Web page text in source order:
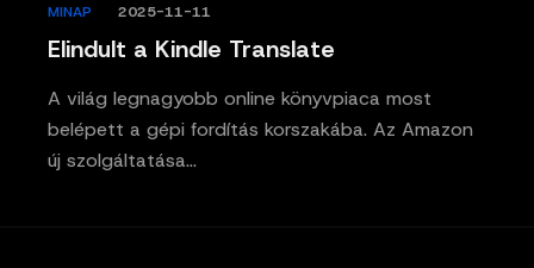
Elindult a Kindle Translate
MINAP 2025-11-11
A világ legnagyobb online könyvpiaca most
belépett a gépi fordítás korszakába. Az Amazon
új szolgáltatása…